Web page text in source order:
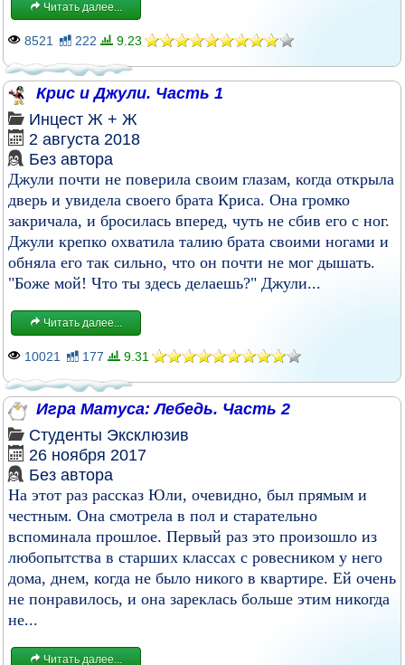
Читать далее...
8521 222 9.23
Крис и Джули. Часть 1
Инцест Ж + Ж
2 августа 2018
Без автора
Джули почти не поверила своим глазам, когда открыла
дверь и увидела своего брата Криса. Она громко
закричала, и бросилась вперед, чуть не сбив его с ног.
Джули крепко охватила талию брата своими ногами и
обняла его так сильно, что он почти не мог дышать.
"Боже мой! Что ты здесь делаешь?" Джули...
Читать далее...
10021 177 9.31
Игра Матуса: Лебедь. Часть 2
Студенты Эксклюзив
26 ноября 2017
Без автора
На этот раз рассказ Юли, очевидно, был прямым и
честным. Она смотрела в пол и старательно
вспоминала прошлое. Первый раз это произошло из
любопытства в старших классах с ровесником у него
дома, днем, когда не было никого в квартире. Ей очень
не понравилось, и она зареклась больше этим никогда
не...
Читать далее...